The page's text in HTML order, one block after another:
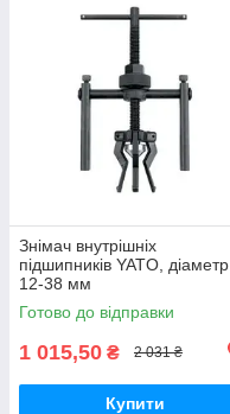
Знімач внутрішніх
підшипників YATO, діаметр
12-38 мм
Готово до відправки
1 015,50 ₴ 2 031 ₴
Купити